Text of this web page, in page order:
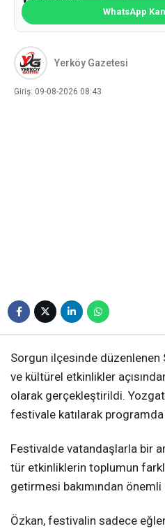
WhatsApp
Yerköy Gazetesi
Giriş: 09-08-2026 08:43
Sorgun ilçesinde
ve kültürel etkinlikler
olarak gerçekleştirildi.
festivale katılarak programda
Festivalde vatandaşlarla bir
tür etkinliklerin toplumun
getirmesi bakımından
Özkan, festivalin sadece